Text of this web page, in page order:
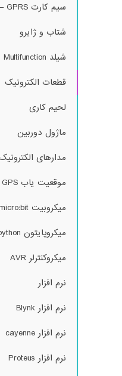
سیم کارت GSM – GPRS
شتاب و ژایرو
شیلد Multifunction
قطعات الکترونیک
لحیم کاری
ماژول دوربین
مدارهای
موقعیت یاب GPS
میکروبیت micro:bit
میکروپایتون Micropython
میکروکنترلر AVR
نرم افزار
نرم افزار Blynk
نرم افزار cayenne
نرم افزار Proteus